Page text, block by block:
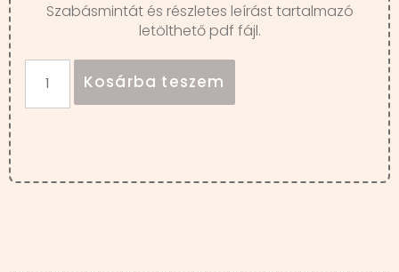
Szabásmintát és részletes leírást tartalmazó
letölthető pdf fájl.
Kosárba teszem